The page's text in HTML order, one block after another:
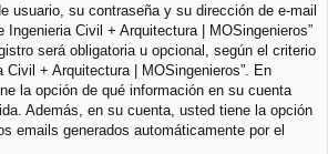
usuario, su contraseña y su dirección de e-mail
Ingenieria Civil + Arquitectura | MOSingenieros”
será obligatoria u opcional, según el criterio
Civil + Arquitectura | MOSingenieros”. En
la opción de qué información en su cuenta
Además, en su cuenta, usted tiene la opción
emails generados automáticamente por el